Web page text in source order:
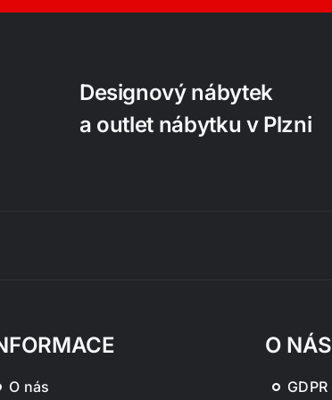
Designový nábytek
a outlet nábytku v Plzni
O nás
O NÁS
GDPR